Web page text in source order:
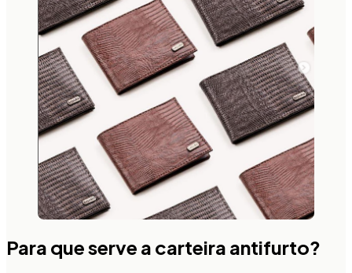
Para que serve a carteira antifurto?